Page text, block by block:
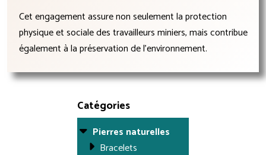
Cet engagement assure non seulement la protection
physique et sociale des travailleurs miniers, mais contribue
également à la préservation de l'environnement.
Catégories
Pierres naturelles
Bracelets